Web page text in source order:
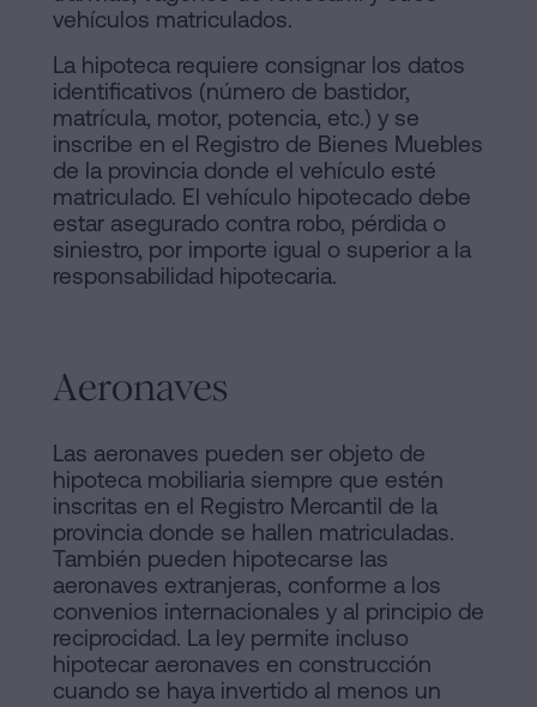
vehículos matriculados.
La hipoteca requiere consignar los datos
identificativos (número de bastidor,
matrícula, motor, potencia, etc.) y se
inscribe en el Registro de Bienes Muebles
de la provincia donde el vehículo esté
matriculado. El vehículo hipotecado debe
estar asegurado contra robo, pérdida o
siniestro, por importe igual o superior a la
responsabilidad hipotecaria.
Aeronaves
Las aeronaves pueden ser objeto de
hipoteca mobiliaria siempre que estén
inscritas en el Registro Mercantil de la
provincia donde se hallen matriculadas.
También pueden hipotecarse las
aeronaves extranjeras, conforme a los
convenios internacionales y al principio de
reciprocidad. La ley permite incluso
hipotecar aeronaves en construcción
cuando se haya invertido al menos un